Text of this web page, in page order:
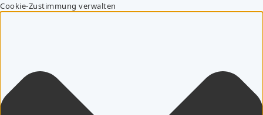
Cookie-Zustimmung verwalten